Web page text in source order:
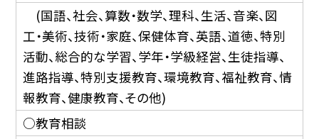
(国語、社会、算数・数学、理科、生活、音楽、図
工・美術、技術・家庭、保健体育、英語、道徳、特別
活動、総合的な学習、学年・学級経営、生徒指導、
進路指導、特別支援教育、環境教育、福祉教育、情
報教育、健康教育、その他)
○教育相談